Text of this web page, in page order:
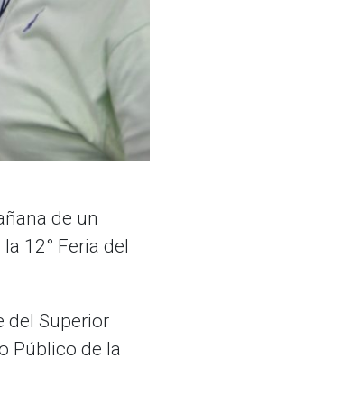
de un
12° Feria del
del Superior
Público de la